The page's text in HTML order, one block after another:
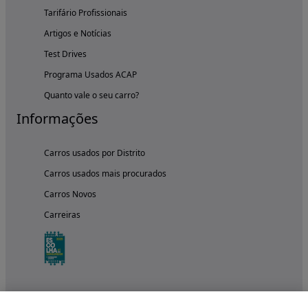
Tarifário Profissionais
Artigos e Notícias
Test Drives
Programa Usados ACAP
Quanto vale o seu carro?
Informações
Carros usados por Distrito
Carros usados mais procurados
Carros Novos
Carreiras